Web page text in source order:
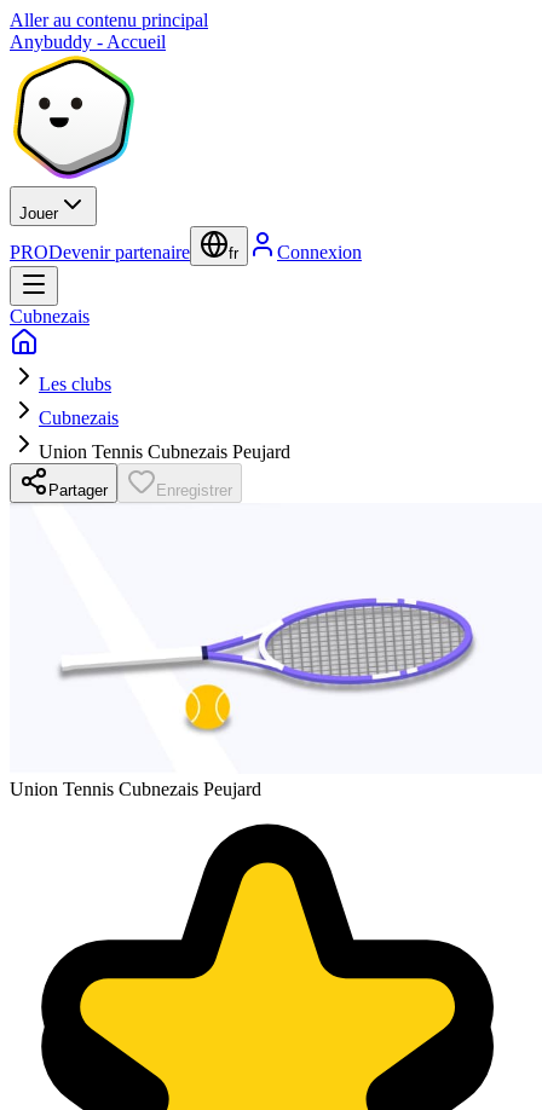
Aller au contenu principal
Anybuddy - Accueil
Jouer
PRODevenir partenaire fr Connexion
Cubnezais
Les clubs
Cubnezais
Union Tennis Cubnezais Peujard
Partager Enregistrer
Union Tennis Cubnezais Peujard